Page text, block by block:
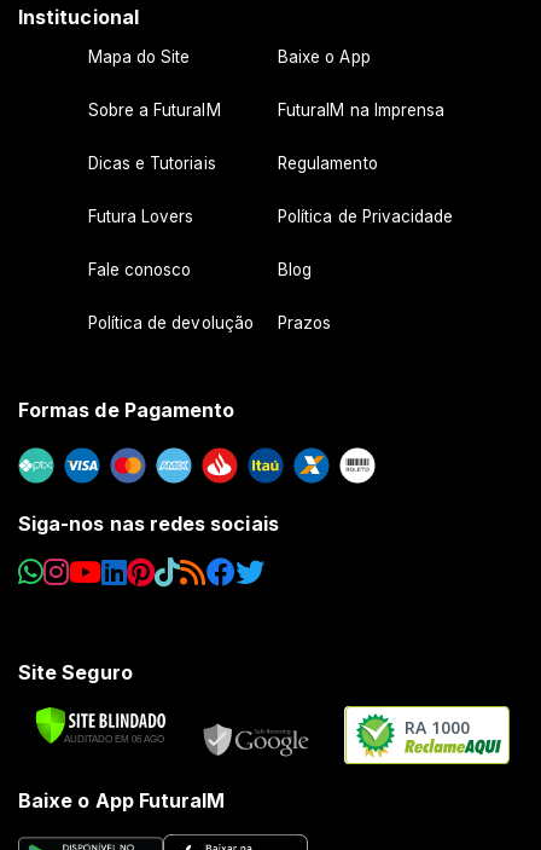
Institucional
Mapa do Site Baixe o App
Sobre a FuturaIM FuturaIM na Imprensa
Dicas e Tutoriais Regulamento
Futura Lovers Política de Privacidade
Fale conosco Blog
Política de devolução Prazos
Formas de Pagamento
Siga-nos nas redes sociais
Site Seguro
RA 1000
Baixe o App FuturaIM